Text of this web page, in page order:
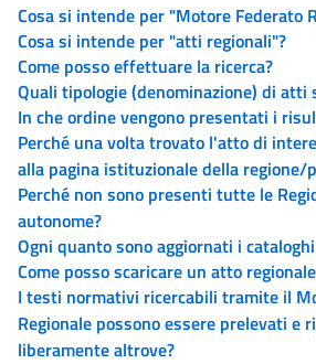
Cosa si intende per "Motore Federato
Cosa si intende per "atti regionali"?
Come posso effettuare la ricerca?
Quali tipologie (denominazione) di atti
In che ordine vengono presentati i
Perché una volta trovato l'atto di
alla pagina istituzionale della regione/
Perché non sono presenti tutte le
autonome?
Ogni quanto sono aggiornati i
Come posso scaricare un atto
I testi normativi ricercabili tramite il
Regionale possono essere prelevati e
liberamente altrove?